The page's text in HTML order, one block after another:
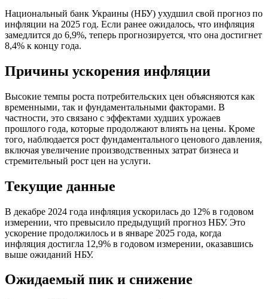
Национальный банк Украины (НБУ) ухудшил свой прогноз по
инфляции на 2025 год. Если ранее ожидалось, что инфляция
замедлится до 6,9%, теперь прогнозируется, что она достигнет
8,4% к концу года.
Причины ускорения инфляции
Высокие темпы роста потребительских цен объясняются как
временными, так и фундаментальными факторами. В
частности, это связано с эффектами худших урожаев
прошлого года, которые продолжают влиять на цены. Кроме
того, наблюдается рост фундаментального ценового давления,
включая увеличение производственных затрат бизнеса и
стремительный рост цен на услуги.
Текущие данные
В декабре 2024 года инфляция ускорилась до 12% в годовом
измерении, что превысило предыдущий прогноз НБУ. Это
ускорение продолжилось и в январе 2025 года, когда
инфляция достигла 12,9% в годовом измерении, оказавшись
выше ожиданий НБУ.
Ожидаемый пик и снижение